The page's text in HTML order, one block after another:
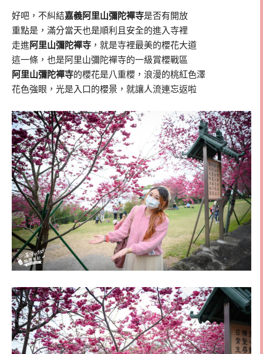
好吧，不糾結嘉義阿里山彌陀襌寺是否有開放
重點是，滿分當天也是順利且安全的進入寺裡
走進阿里山彌陀襌寺 ，就是寺裡最美的櫻花大道
這一條，也是阿里山彌陀襌寺的一級賞櫻戰區
阿里山彌陀襌寺的櫻花是八重櫻，浪漫的桃紅色澤
花色強眼，光是入口的櫻景，就讓人流連忘返啦